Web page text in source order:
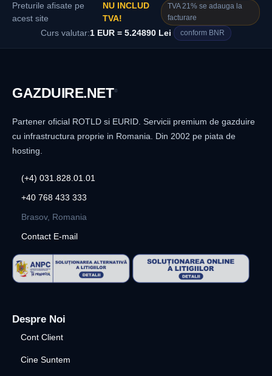
Preturile afisate pe
acest site
NU INCLUD
TVA!
TVA 21% se adauga la
facturare
Curs valutar:1 EUR = 5.24890 Lei conform BNR
GAZDUIRE.NET®
Partener oficial ROTLD si EURID. Servicii premium de gazduire
cu infrastructura proprie in Romania. Din 2002 pe piata de
hosting.
(+4) 031.828.01.01
+40 768 433 333
Brasov, Romania
Contact E-mail
Despre Noi
Cont Client
Cine Suntem